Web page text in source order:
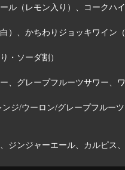
ル（レモン入り）、コークハ
）、かちわりジョッキワイン（
・ソーダ割）
、グレープフルーツサワー、
ジ/ウーロン/グレープフルー
ジンジャーエール、カルピス